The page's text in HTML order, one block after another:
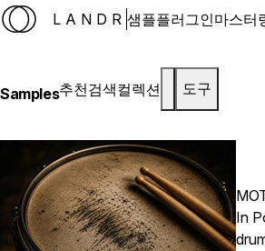
LANDR 샘플플러그인마스터
Samples추천검색컬렉션 도구
In